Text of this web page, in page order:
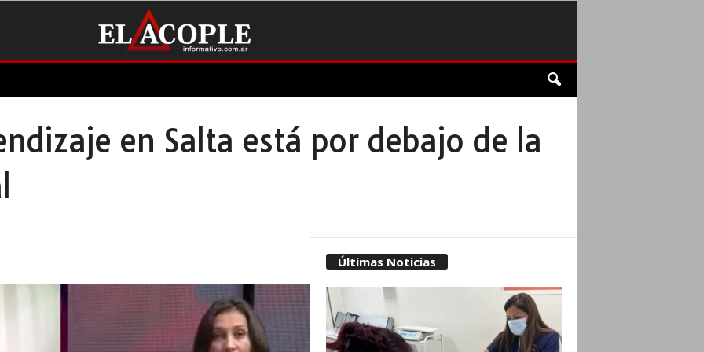
en Salta está por debajo de la
Últimas Noticias